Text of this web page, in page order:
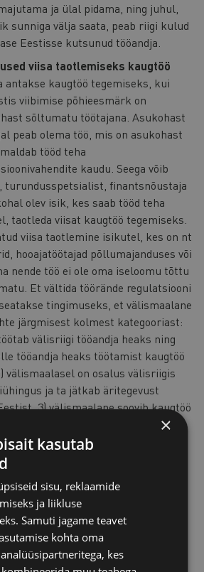
ja ülal pidama, ning juhul,
sunniga välja saata, peab riigi kulud
Eestisse kutsunud tööandja.
viisa taotlemiseks kaugtöö
antakse kaugtöö tegemiseks, kui
viibimise põhieesmärk on
sõltumatu töötajana. Asukohast
peab olema töö, mis on asukohast
tööd teha
kaudu. Seega võib
turundusspetsialist, finantsnõustaja
olev isik, kes saab tööd teha
taotleda viisat kaugtöö tegemiseks.
viisa taotlemine isikutel, kes on nt
hooajatöötajad põllumajanduses või
nende töö ei ole oma iseloomu tõttu
Et vältida töörände regulatsiooni
tingimuseks, et välismaalane
järgmisest kolmest kategooriast:
välisriigi tööandja heaks ning
tööandja heaks töötamist kaugtöö
välismaalasel on osalus välisriigis
ja ta jätkab äritegevust
3) välismaalane soovib kaugtöö
osutamist klientidele, kelle
ja kellega tal on lepinguline
ajutiselt viibivatele
parem ligipääs avalikele
neil elukoha registreerida
Muudatus puudutab
on õigus ajutiselt Eestis viibida
kuud.
×
kasutab
sisu, reklaamide
ja liikluse
Samuti jagame teavet
kohta oma
kes